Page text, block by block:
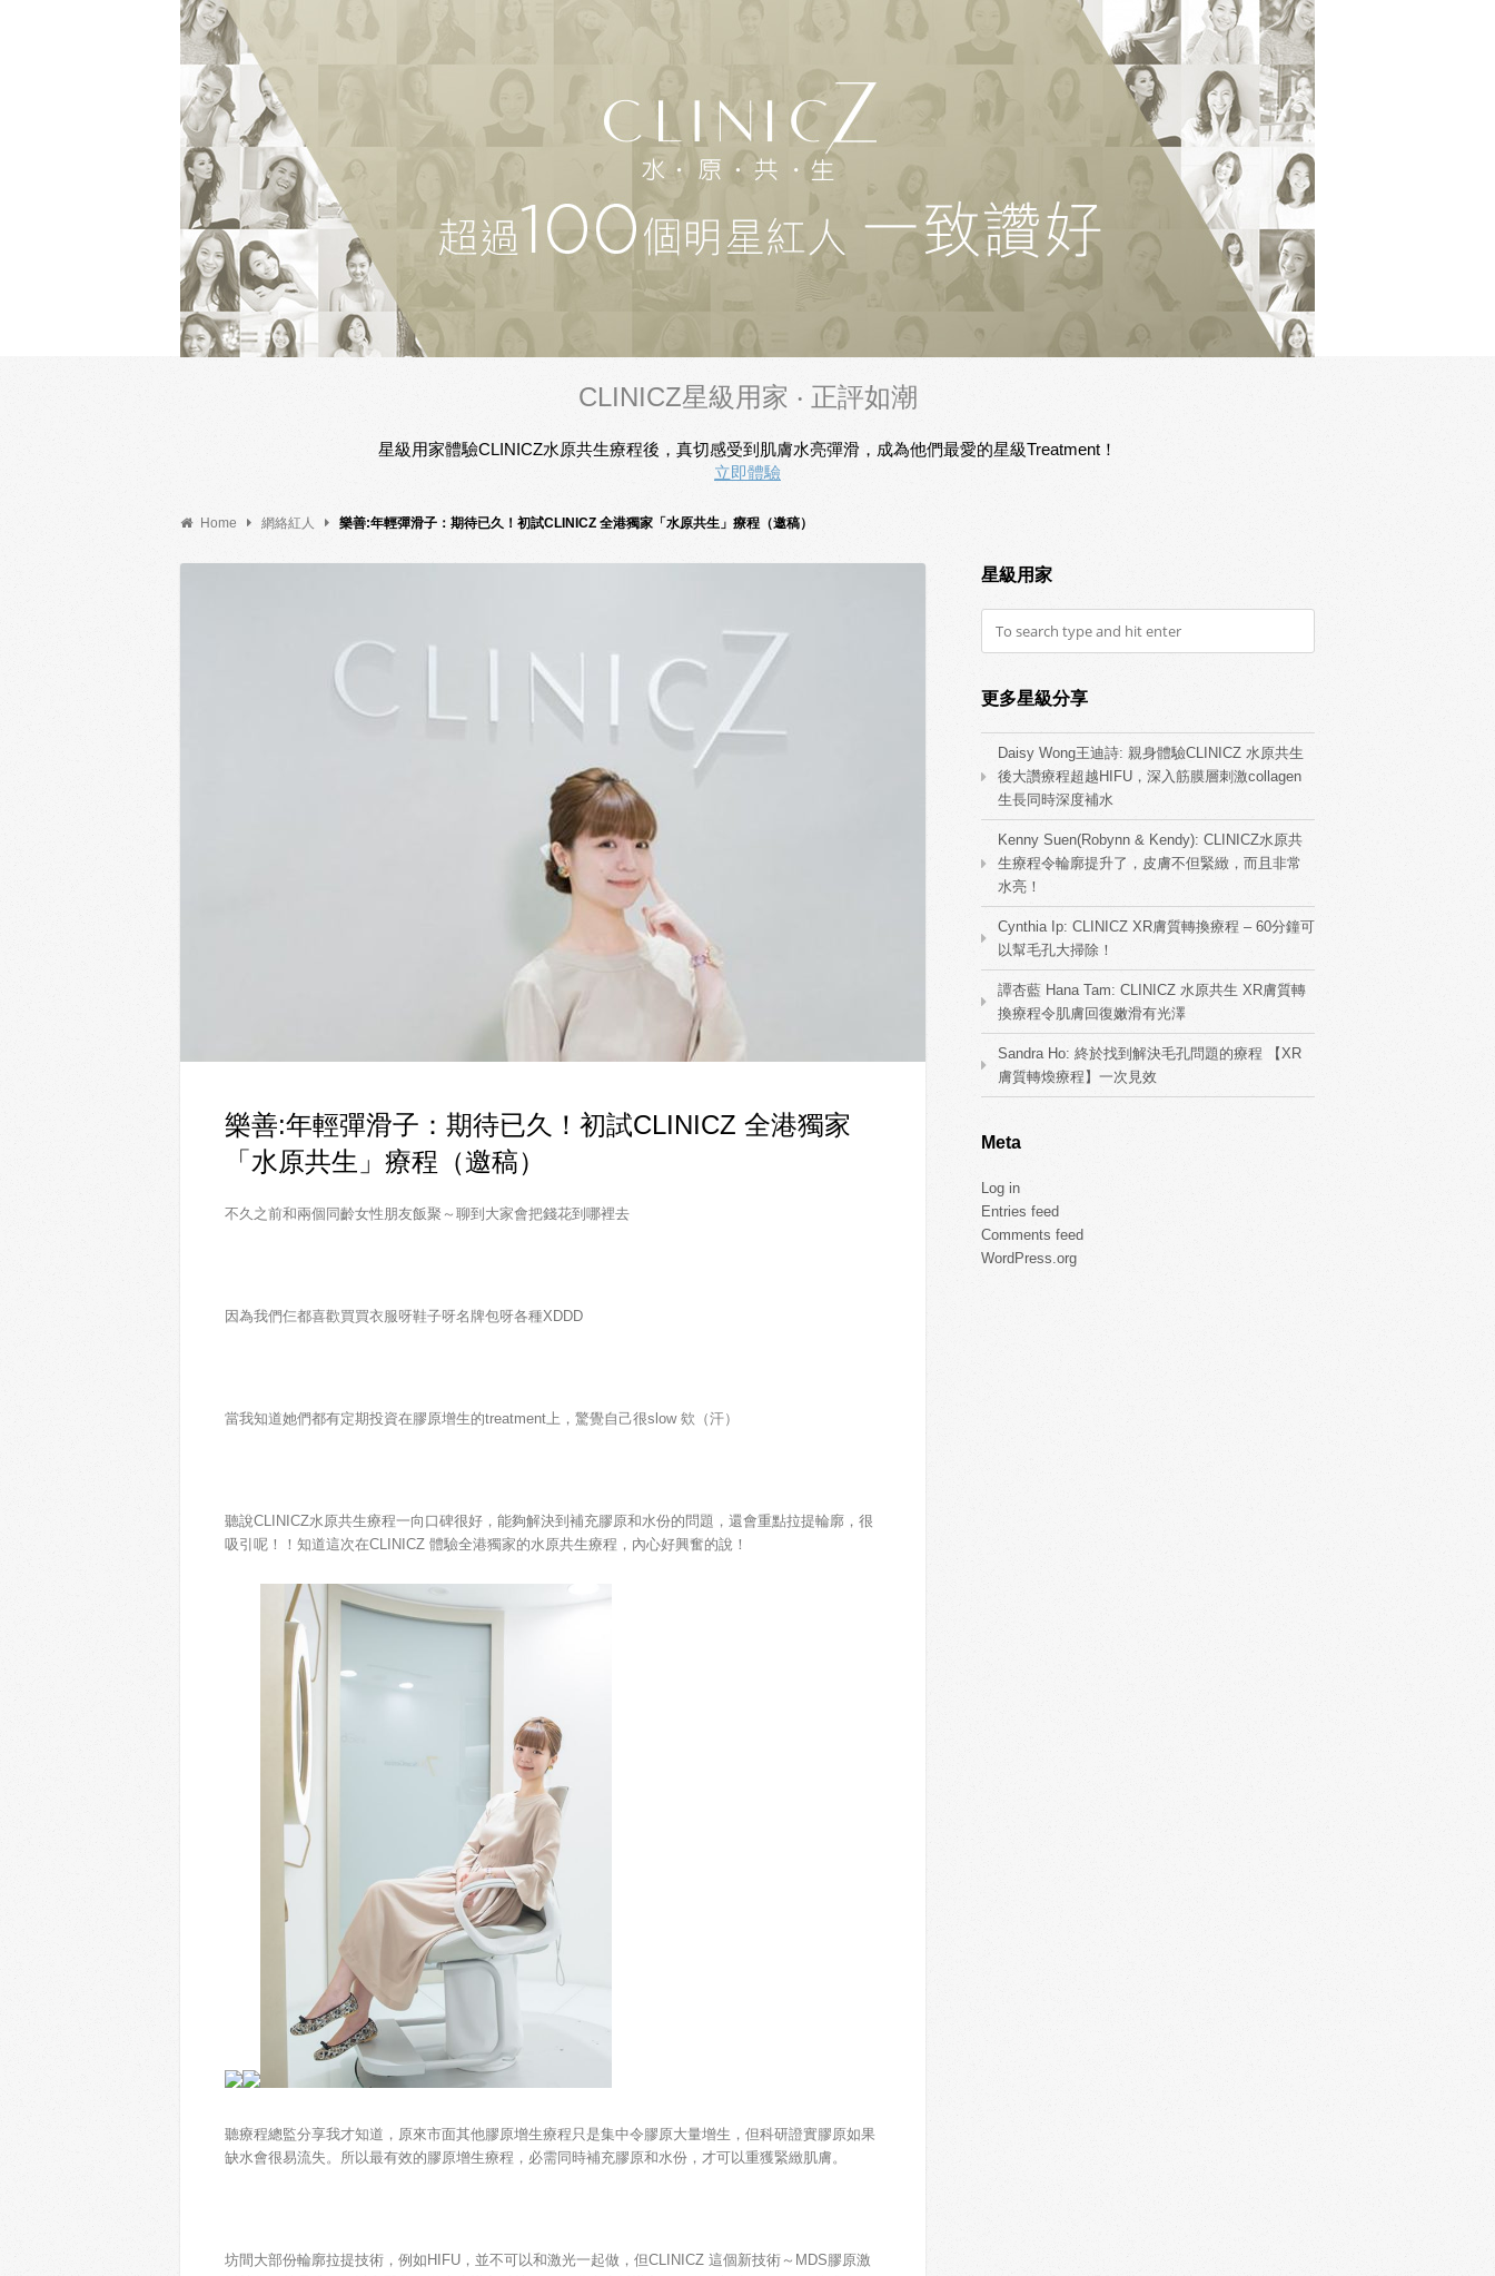
CLINICZ星級用家 ‧ 正評如潮
星級用家體驗CLINICZ水原共生療程後，真切感受到肌膚水亮彈滑，成為他們最愛的星級Treatment！
立即體驗
Home 網絡紅人 樂善:年輕彈滑子：期待已久！初試CLINICZ 全港獨家「水原共生」療程（邀稿）
樂善:年輕彈滑子：期待已久！初試CLINICZ 全港獨家
「水原共生」療程（邀稿）
不久之前和兩個同齡女性朋友飯聚～聊到大家會把錢花到哪裡去
因為我們仨都喜歡買買衣服呀鞋子呀名牌包呀各種XDDD
當我知道她們都有定期投資在膠原增生的treatment上，驚覺自己很slow 欸（汗）
聽說CLINICZ水原共生療程一向口碑很好，能夠解決到補充膠原和水份的問題，還會重點拉提輪廓，很
吸引呢！！知道這次在CLINICZ 體驗全港獨家的水原共生療程，內心好興奮的說！
聽療程總監分享我才知道，原來市面其他膠原增生療程只是集中令膠原大量增生，但科研證實膠原如果
缺水會很易流失。所以最有效的膠原增生療程，必需同時補充膠原和水份，才可以重獲緊緻肌膚。
坊間大部份輪廓拉提技術，例如HIFU，並不可以和激光一起做，但CLINICZ 這個新技術～MDS膠原激
星級用家
更多星級分享
Daisy Wong王迪詩: 親身體驗CLINICZ 水原共生
後大讚療程超越HIFU，深入筋膜層刺激collagen
生長同時深度補水
Kenny Suen(Robynn & Kendy): CLINICZ水原共
生療程令輪廓提升了，皮膚不但緊緻，而且非常
水亮！
Cynthia Ip: CLINICZ XR膚質轉換療程 – 60分鐘可
以幫毛孔大掃除！
譚杏藍 Hana Tam: CLINICZ 水原共生 XR膚質轉
換療程令肌膚回復嫩滑有光澤
Sandra Ho: 終於找到解決毛孔問題的療程 【XR
膚質轉煥療程】一次見效
Meta
Log in
Entries feed
Comments feed
WordPress.org